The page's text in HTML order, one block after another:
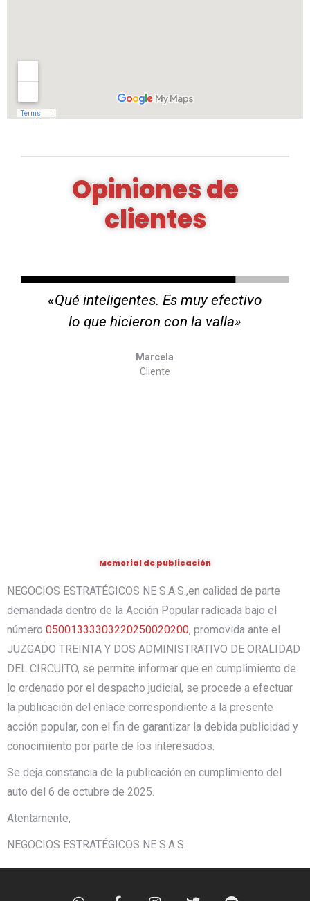
Opiniones de
clientes
«Agradezco inmensamente por la
colaboración. Totalmente
Juan
Memorial de publicación
NEGOCIOS ESTRATÉGICOS NE S.A.S.,en calidad de parte
demandada dentro de la Acción Popular radicada bajo el
número 05001333303220250020200, promovida ante el
JUZGADO TREINTA Y DOS ADMINISTRATIVO DE ORALIDAD
DEL CIRCUITO, se permite informar que en cumplimiento de
lo ordenado por el despacho judicial, se procede a efectuar
la publicación del enlace correspondiente a la presente
acción popular, con el fin de garantizar la debida publicidad y
conocimiento por parte de los interesados.
Se deja constancia de la publicación en cumplimiento del
auto del 6 de octubre de 2025.
Atentamente,
NEGOCIOS ESTRATÉGICOS NE S.A.S.